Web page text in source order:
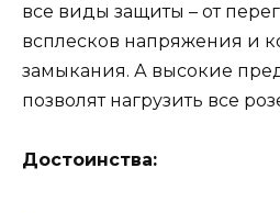
все виды защиты – от
всплесков напряжения и
замыкания. А высокие
позволят нагрузить все
Достоинства: